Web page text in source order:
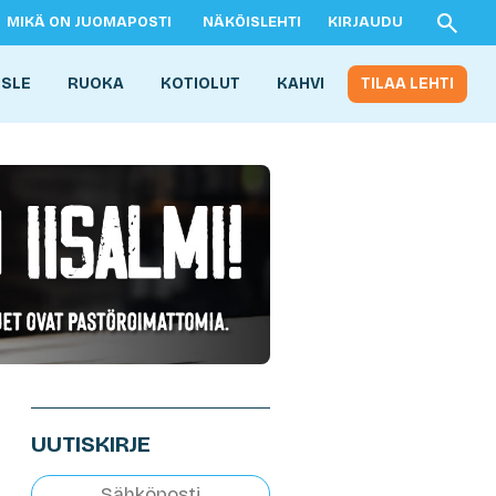
MIKÄ ON JUOMAPOSTI NÄKÖISLEHTI KIRJAUDU
RUOKA KOTIOLUT KAHVI TILAA LEHTI
UUTISKIRJE